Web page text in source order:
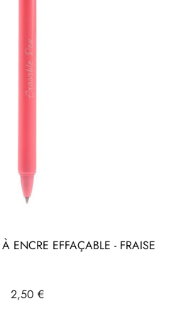
ENCRE EFFAÇABLE - FRAISE
Prix
2,50 €